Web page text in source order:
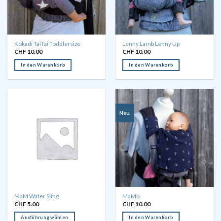
Kokadi TaiTai Toddlersize
CHF10.00
In den Warenkorb
Lenny Lamb Lenny Up
CHF10.00
In den Warenkorb
MaM Water Sling
CHF5.00
Ausführung wählen
Neu
MaMo
CHF10.00
In den Warenkorb